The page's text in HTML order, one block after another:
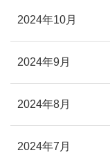
2024年10月
2024年9月
2024年8月
2024年7月